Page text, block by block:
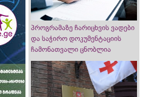
პროგრამაზე ჩარიცხვის ვადები
და საჭირო დოკუმენტაციის
ჩამონათვალი ცნობლია